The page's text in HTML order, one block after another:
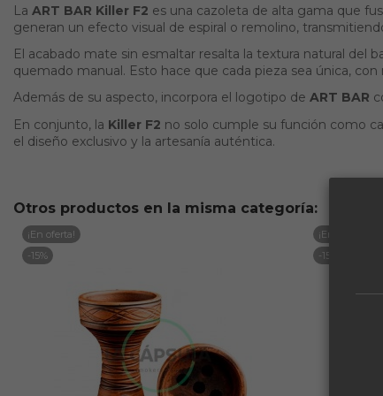
La ART BAR Killer F2 es una cazoleta de alta gama que
generan un efecto visual de espiral o remolino,
El acabado mate sin esmaltar resalta la textura natural del
quemado manual. Esto hace que cada pieza sea única,
Además de su aspecto, incorpora el logotipo de ART BAR
En conjunto, la Killer F2 no solo cumple su función como
el diseño exclusivo y la artesanía auténtica.
Otros productos en la misma categoría:
¡En oferta!
-15%
¡En oferta!
-15%